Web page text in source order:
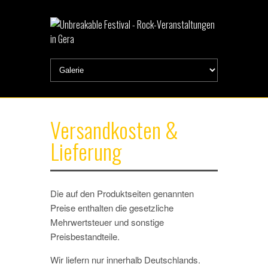
Versandkosten &
Lieferung
Die auf den Produktseiten genannten
Preise enthalten die gesetzliche
Mehrwertsteuer und sonstige
Preisbestandteile.
Wir liefern nur innerhalb Deutschlands.